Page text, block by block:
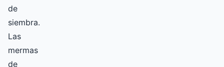
de
siembra.
Las
mermas
de